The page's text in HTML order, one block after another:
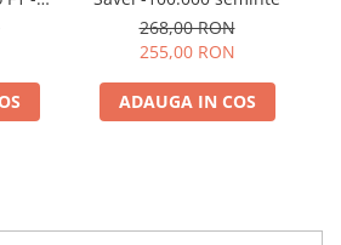
268,00 RON
255,00 RON
ADAUGA IN COS